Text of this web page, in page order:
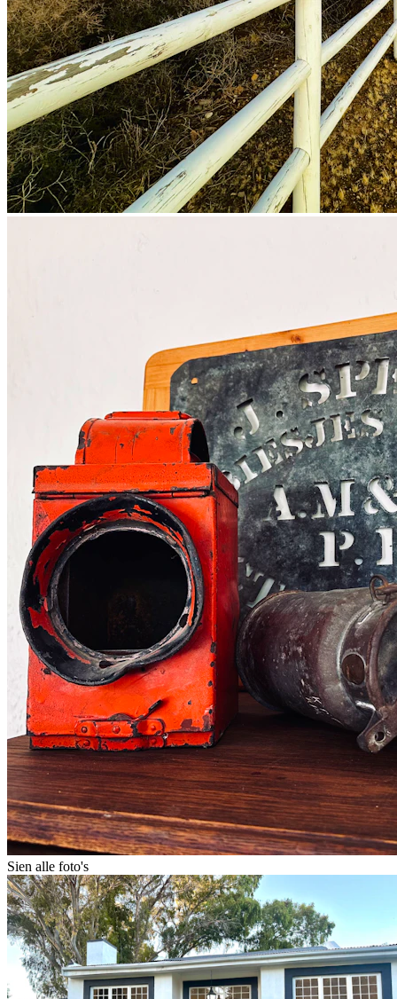
Sien alle foto's